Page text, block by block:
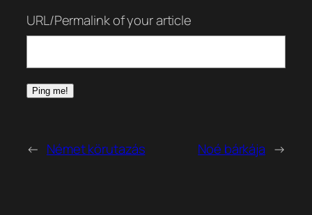
URL/Permalink of your article
← Német körutazás Noé bárkája →